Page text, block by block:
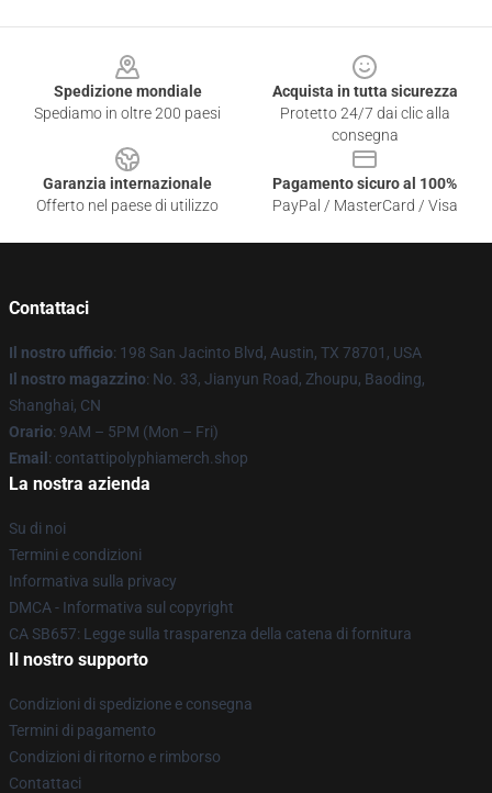
Spedizione mondiale
Spediamo in oltre 200 paesi
Acquista in tutta sicurezza
Protetto 24/7 dai clic alla
consegna
Garanzia internazionale
Offerto nel paese di utilizzo
Pagamento sicuro al 100%
PayPal / MasterCard / Visa
Contattaci
Il nostro ufficio: 198 San Jacinto Blvd, Austin, TX 78701, USA
Il nostro magazzino: No. 33, Jianyun Road, Zhoupu, Baoding,
Shanghai, CN
Orario: 9AM – 5PM (Mon – Fri)
Email : contattipolyphiamerch.shop
La nostra azienda
Su di noi
Termini e condizioni
Informativa sulla privacy
DMCA - Informativa sul copyright
CA SB657: Legge sulla trasparenza della catena di fornitura
Il nostro supporto
Condizioni di spedizione e consegna
Termini di pagamento
Condizioni di ritorno e rimborso
Contattaci